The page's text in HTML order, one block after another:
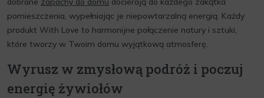
pomieszczenia, wypełniając je niepowtarzalną energią. Każdy
produkt With Love to harmonijne połączenie natury i sztuki,
które tworzy w Twoim domu wyjątkową atmosferę.
Wyrusz w zmysłową podróż i poczuj
energię żywiołów